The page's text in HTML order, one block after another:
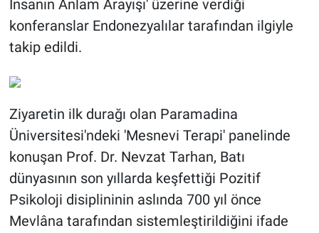
İnsanın Anlam Arayışı' üzerine verdiği
konferanslar Endonezyalılar tarafından ilgiyle
takip edildi.
Ziyaretin ilk durağı olan Paramadina
Üniversitesi'ndeki 'Mesnevi Terapi' panelinde
konuşan Prof. Dr. Nevzat Tarhan, Batı
dünyasının son yıllarda keşfettiği Pozitif
Psikoloji disiplininin aslında 700 yıl önce
Mevlâna tarafından sistemleştirildiğini ifade